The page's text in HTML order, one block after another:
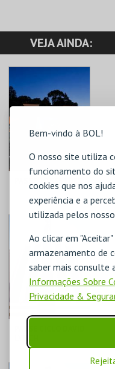
Bem-vindo à BOL!
O nosso site utiliza
funcionamento do
cookies que nos
experiência e a
utilizada pelos
Ao clicar em
armazenamento de
saber mais consulte
Informações Sobre
Privacidade &
VEJA AINDA:
PASSE 10 SESSÕES
CAPITÓLIO.
MAIS INFO
COMPRAR